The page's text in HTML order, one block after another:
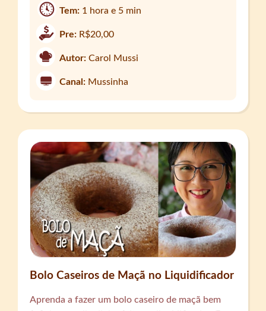
Tem: 1 hora e 5 min
Pre: R$20,00
Autor: Carol Mussi
Canal: Mussinha
Bolo Caseiros de Maçã no Liquidificador
Aprenda a fazer um bolo caseiro de maçã bem